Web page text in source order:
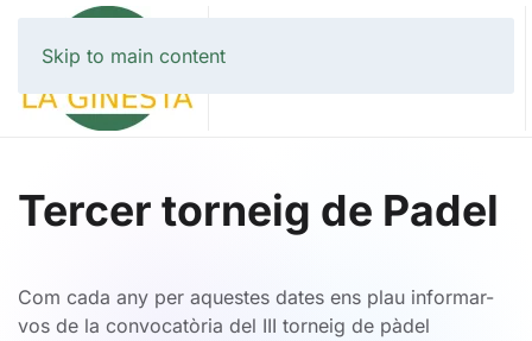
Skip to main content
Tercer torneig de Padel
Com cada any per aquestes dates ens plau informar-
vos de la convocatòria del III torneig de pàdel